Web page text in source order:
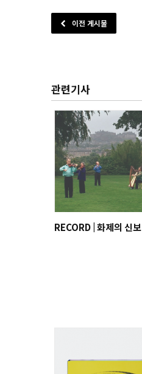
이전 게시물
관련기사
RECORD | 화제의 신보